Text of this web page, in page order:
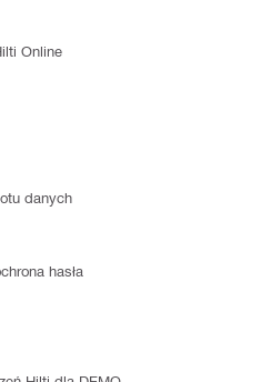
Online
danych
hasła